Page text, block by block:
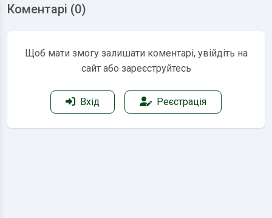
Коментарі (0)
Щоб мати змогу залишати коментарі, увійдіть на
сайт або зареєструйтесь
Вхід Реєстрація